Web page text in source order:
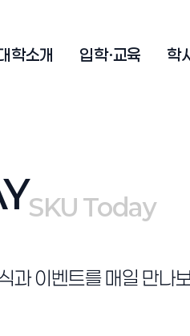
)
학소개 입학·교육 학
SKU Today
SKU Today
과 이벤트를 매일 만나